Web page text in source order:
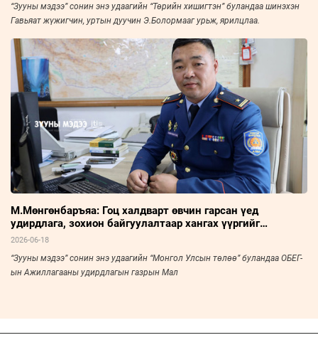
“Зууны мэдээ” сонин энэ удаагийн “Төрийн хишигтэн” буландаа шинэхэн
Гавьяат жүжигчин, уртын дуучин Э.Болормааг урьж, ярилцлаа.
М.Мөнгөнбаръяа: Гоц халдварт өвчин гарсан үед
удирдлага, зохион байгуулалтаар хангах үүргийг
хэрэгжүүлдэг
2026-06-18
“Зууны мэдээ” сонин энэ удаагийн “Монгол Улсын төлөө” буландаа ОБЕГ-
ын Ажиллагааны удирдлагын газрын Мал